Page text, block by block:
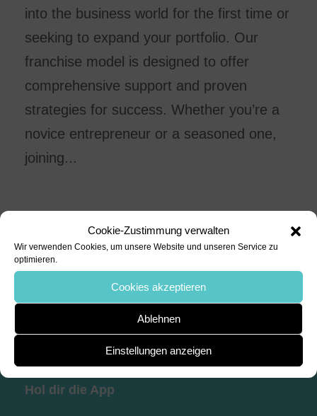
Cookie-Zustimmung verwalten
Wir verwenden Cookies, um unsere Website und unseren Service zu
optimieren.
Cookies akzeptieren
Ablehnen
Einstellungen anzeigen
into the business world for the first time or
seeking to expand your portfolio. Our
franchise model is designed to offer
comprehensive support and proven
strategies for success. Whether you’re a
novice entrepreneur or a seasoned one,
joining...
Hol dir die App